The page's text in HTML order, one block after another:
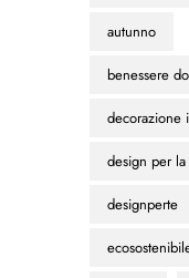
autunno
benessere
decorazione
design per la
designperte